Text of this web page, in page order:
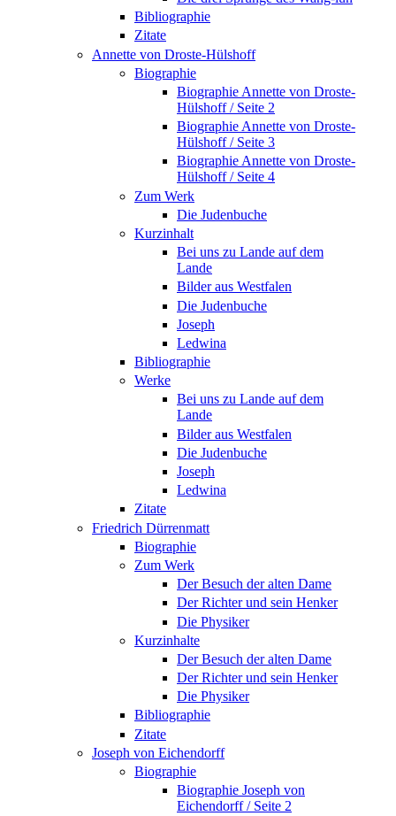
Bibliographie
Zitate
Annette von Droste-Hülshoff
Biographie
Biographie Annette von Droste-
Hülshoff / Seite 2
Biographie Annette von Droste-
Hülshoff / Seite 3
Biographie Annette von Droste-
Hülshoff / Seite 4
Zum Werk
Die Judenbuche
Kurzinhalt
Bei uns zu Lande auf dem
Lande
Bilder aus Westfalen
Die Judenbuche
Joseph
Ledwina
Bibliographie
Werke
Bei uns zu Lande auf dem
Lande
Bilder aus Westfalen
Die Judenbuche
Joseph
Ledwina
Zitate
Friedrich Dürrenmatt
Biographie
Zum Werk
Der Besuch der alten Dame
Der Richter und sein Henker
Die Physiker
Kurzinhalte
Der Besuch der alten Dame
Der Richter und sein Henker
Die Physiker
Bibliographie
Zitate
Joseph von Eichendorff
Biographie
Biographie Joseph von
Eichendorff / Seite 2